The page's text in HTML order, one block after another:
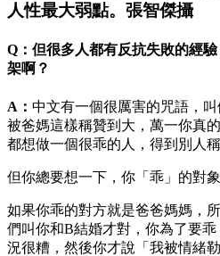
人性最大弱點。張智傑攝
Q：但很多人都有反抗失敗的經
架啊？
A ： 中文有一個很厲害的咒語，
被爸媽這樣稱贊到大，萬一你真
都想做一個很乖的人，得到別人稱
但你總要想一下，你「乖」的對
如果你乖的對方就是爸爸媽媽，
們叫你和B結婚才對，你為了要
況很糟，然後你才說「我被情緒